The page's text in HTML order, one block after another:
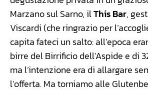
Marzano sul Sarno, ilThis Bar,
Viscardi (che ringrazio per
capita fateci un salto: all’epoca
birre del Birrificio dell’Aspide e di
ma l’intenzione era di allargare
l’offerta. Ma torniamo alle